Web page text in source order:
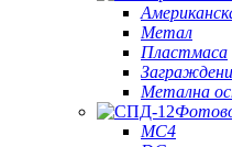
Метал
Пластмаса
Метална
MC4